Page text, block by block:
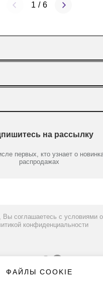
1 / 6
препараты, наборы
на рассылку
первых, кто узнает о
распродажах
Вы соглашаетесь с условиями
конфиденциальности
ФАЙЛЫ COOKIE